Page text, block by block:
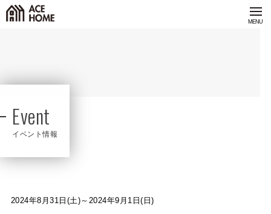
Event
イベント情報
2024年8月31日(土)～2024年9月1日(日)